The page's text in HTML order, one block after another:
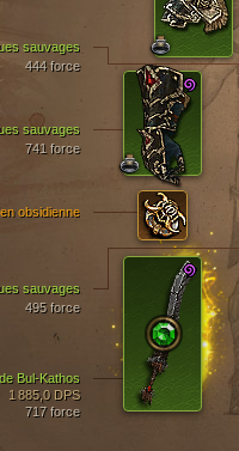
sauvages
444 force
sauvages
741 force
sauvages
495 force
Bul-Kathos
1 885,0 DPS
717 force
obsidienne